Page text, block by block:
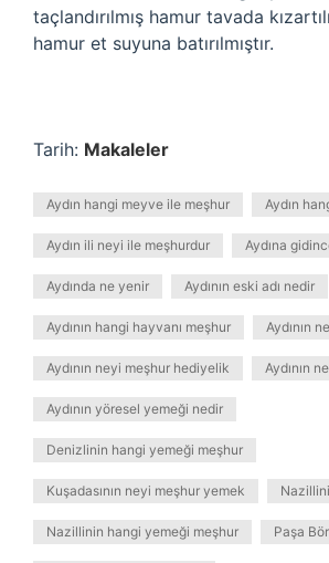
taçlandırılmış hamur tavada
hamur et suyuna batırılmıştır.
Tarih: Makaleler
Aydın hangi meyve ile meşhur Aydın
Aydın ili neyi ile meşhurdur Aydına
Aydında ne yenir Aydının eski adı nedir
Aydının hangi hayvanı meşhur Aydının
Aydının neyi meşhur hediyelik Aydının
Aydının yöresel yemeği nedir
Denizlinin hangi yemeği meşhur
Kuşadasının neyi meşhur yemek
Nazillinin hangi yemeği meşhur Paşa